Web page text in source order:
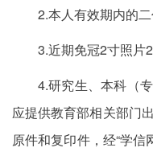
2.本人有效期内的
3.近期免冠2寸照片2
4.研究生、本科（
应提供教育部相关部门
原件和复印件，经“学信